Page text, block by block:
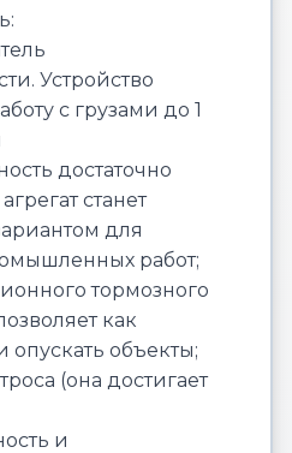
Устройство
с грузами до 1
достаточно
станет
для
работ;
тормозного
как
опускать объекты;
(она достигает
и